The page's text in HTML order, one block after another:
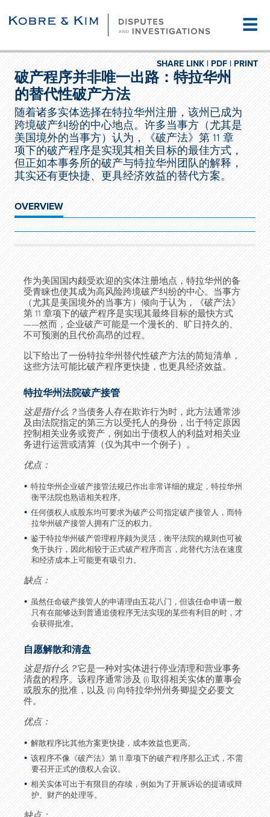
☰
PRINT
PDF |
SHARE LINK |
破产程序并非唯一出路：特拉华州
的替代性破产方法
随着诸多实体选择在特拉华州注册，该州已成为
跨境破产纠纷的中心地点。许多当事方（尤其是
美国境外的当事方）认为，《破产法》第 11 章
项下的破产程序是实现其相关目标的最佳方式，
但正如本事务所的破产与特拉华州团队的解释，
其实还有更快捷、更具经济效益的替代方案。
OVERVIEW
作为美国国内颇受欢迎的实体注册地点，特拉华州的备
受青睐也使其成为高风险跨境破产纠纷的中心。当事方
（尤其是美国境外的当事方）倾向于认为，《破产法》
第 11 章项下的破产程序是实现其最终目标的最快方式
——然而，企业破产可能是一个漫长的、旷日持久的、
不可预测的且代价高昂的过程。
以下给出了一份特拉华州替代性破产方法的简短清单，
这些方法可能比破产程序更快捷，也更具经济效益。
特拉华州法院破产接管
这是指什么？当债务人存在欺诈行为时，此方法通常涉
及由法院指定的第三方以受托人的身份，出于特定原因
控制相关业务或资产，例如出于债权人的利益对相关业
务进行运营或清算（仅为其中一个例子）。
优点：
特拉华州企业破产接管法规已作出非常详细的规定，特拉华州
衡平法院也熟谙相关程序。
任何债权人或股东均可要求为破产公司指定破产接管人，而特
拉华州破产接管人拥有广泛的权力。
鉴于特拉华州破产管理程序颇为灵活，衡平法院的规则也可被
免于执行，因此相较于正式破产程序而言，此替代方法在速度
和经济成本上可能更有吸引力。
缺点：
虽然任命破产接管人的申请理由五花八门，但该任命申请一般
只有在能够达到普通追债程序无法实现的某些有利目的时，才
会获得批准。
自愿解散和清盘
这是指什么？它是一种对实体进行停业清理和营业事务
清盘的程序。该程序通常涉及 (i) 取得相关实体的董事会
或股东的批准，以及 (ii) 向特拉华州州务卿提交必要文
件。
优点：
解散程序比其他方案更快捷，成本效益也更高。
该程序不像《破产法》第 11 章项下的破产程序那么正式，不需
要召开正式的债权人会议。
相关实体可出于有限目的存续，例如为了开展诉讼的提请或辩
护、财产的处理等。